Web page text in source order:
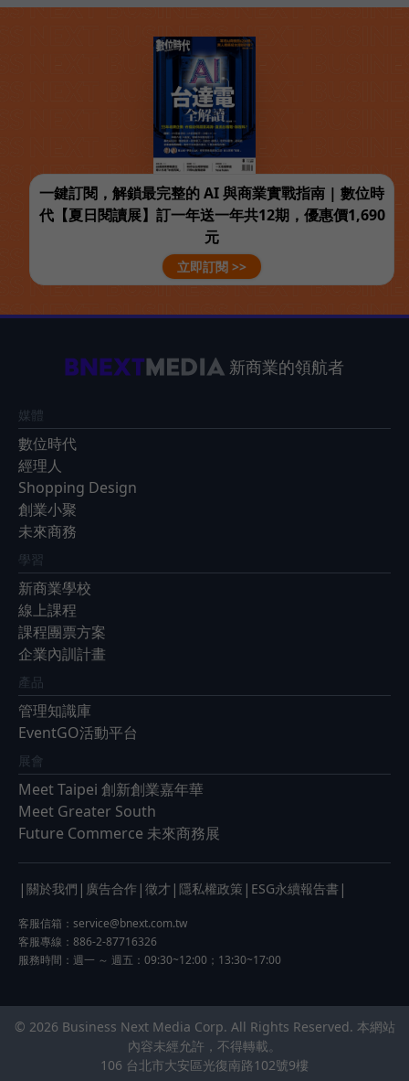
一鍵訂閱，解鎖最完整的 AI 與商業實戰指南 | 數位時
代【夏日閱讀展】訂一年送一年共12期，優惠價1,690
元
立即訂閱 >>
新商業的領航者
媒體
數位時代
經理人
Shopping Design
創業小聚
未來商務
學習
新商業學校
線上課程
課程團票方案
企業內訓計畫
產品
管理知識庫
EventGO活動平台
展會
Meet Taipei 創新創業嘉年華
Meet Greater South
Future Commerce 未來商務展
| 關於我們 | 廣告合作 | 徵才 | 隱私權政策 | ESG永續報告書 |
客服信箱： service@bnext.com.tw
客服專線：886-2-87716326
服務時間：週一 ～ 週五：09:30~12:00；13:30~17:00
© 2026 Business Next Media Corp. All Rights Reserved. 本網站
內容未經允許，不得轉載。
106 台北市大安區光復南路102號9樓